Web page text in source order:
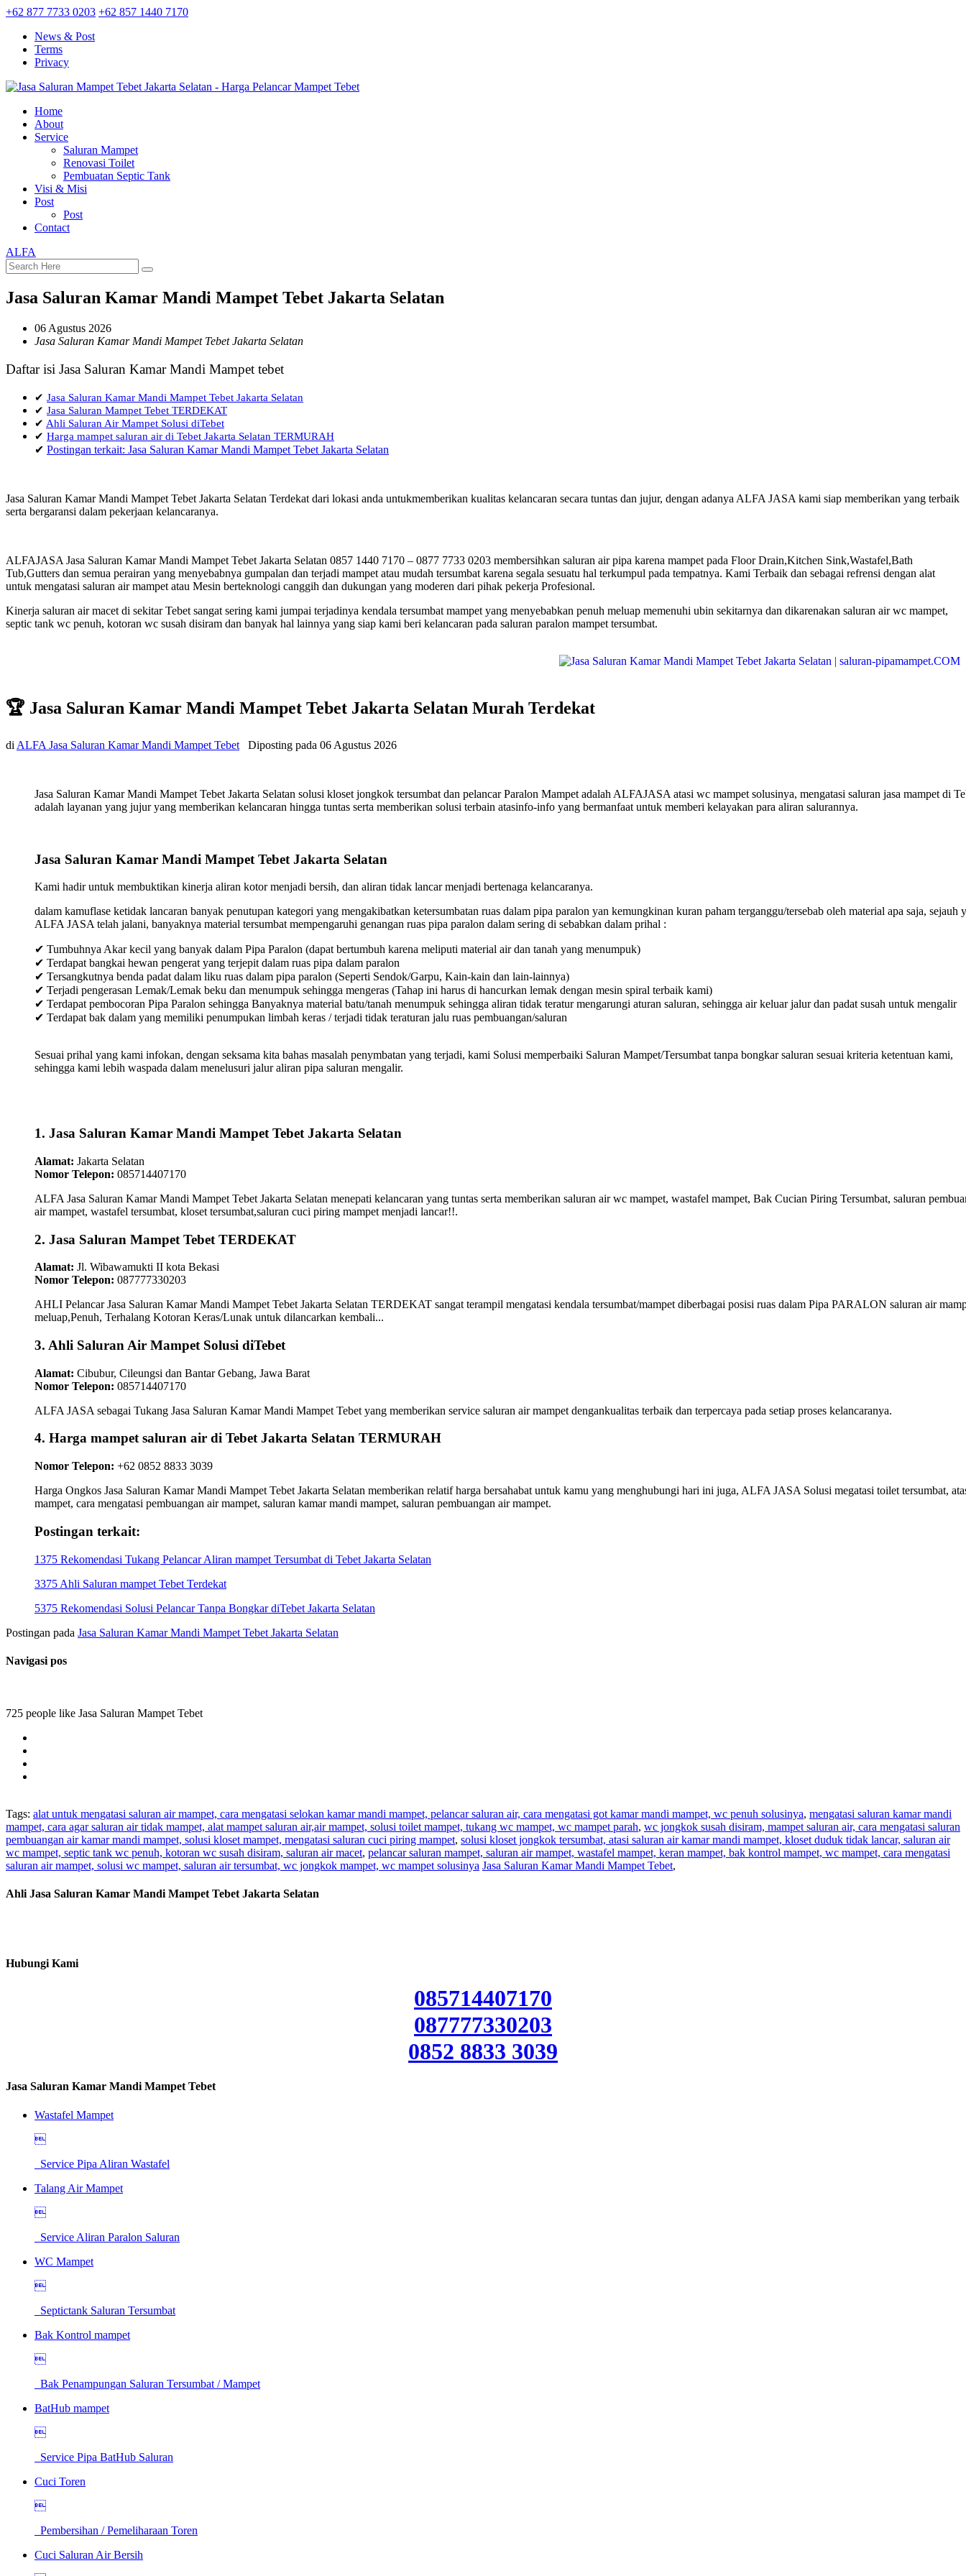
+62 877 7733 0203 +62 857 1440 7170
News & Post
Terms
Privacy
Home
About
Service
Saluran Mampet
Renovasi Toilet
Pembuatan Septic Tank
Visi & Misi
Post
Post
Contact
ALFA
Jasa Saluran Kamar Mandi Mampet Tebet Jakarta Selatan
06 Agustus 2026
Jasa Saluran Kamar Mandi Mampet Tebet Jakarta Selatan
Daftar isi Jasa Saluran Kamar Mandi Mampet tebet
✔ Jasa Saluran Kamar Mandi Mampet Tebet Jakarta Selatan
✔ Jasa Saluran Mampet Tebet TERDEKAT
✔ Ahli Saluran Air Mampet Solusi diTebet
✔ Harga mampet saluran air di Tebet Jakarta Selatan TERMURAH
✔ Postingan terkait: Jasa Saluran Kamar Mandi Mampet Tebet Jakarta Selatan
Jasa Saluran Kamar Mandi Mampet Tebet Jakarta Selatan Terdekat dari lokasi anda untukmemberikan kualitas kelancaran secara tuntas dan jujur, dengan adanya ALFA JASA kami siap memberikan yang terbaik
serta bergaransi dalam pekerjaan kelancaranya.
ALFAJASA Jasa Saluran Kamar Mandi Mampet Tebet Jakarta Selatan 0857 1440 7170 – 0877 7733 0203 membersihkan saluran air pipa karena mampet pada Floor Drain,Kitchen Sink,Wastafel,Bath
Tub,Gutters dan semua perairan yang menyebabnya gumpalan dan terjadi mampet atau mudah tersumbat karena segala sesuatu hal terkumpul pada tempatnya. Kami Terbaik dan sebagai refrensi dengan alat
untuk mengatasi saluran air mampet atau Mesin berteknologi canggih dan dukungan yang moderen dari pihak pekerja Profesional.
Kinerja saluran air macet di sekitar Tebet sangat sering kami jumpai terjadinya kendala tersumbat mampet yang menyebabkan penuh meluap memenuhi ubin sekitarnya dan dikarenakan saluran air wc mampet,
septic tank wc penuh, kotoran wc susah disiram dan banyak hal lainnya yang siap kami beri kelancaran pada saluran paralon mampet tersumbat.
🏆 Jasa Saluran Kamar Mandi Mampet Tebet Jakarta Selatan Murah Terdekat
di ALFA Jasa Saluran Kamar Mandi Mampet Tebet Diposting pada 06 Agustus 2026
Jasa Saluran Kamar Mandi Mampet Tebet Jakarta Selatan solusi kloset jongkok tersumbat dan pelancar Paralon Mampet adalah ALFAJASA atasi wc mampet solusinya, mengatasi saluran jasa mampet di
adalah layanan yang jujur yang memberikan kelancaran hingga tuntas serta memberikan solusi terbain atasinfo-info yang bermanfaat untuk memberi kelayakan para aliran salurannya.
Jasa Saluran Kamar Mandi Mampet Tebet Jakarta Selatan
Kami hadir untuk membuktikan kinerja aliran kotor menjadi bersih, dan aliran tidak lancar menjadi bertenaga kelancaranya.
dalam kamuflase ketidak lancaran banyak penutupan kategori yang mengakibatkan ketersumbatan ruas dalam pipa paralon yan kemungkinan kuran paham terganggu/tersebab oleh material apa saja, sejauh
ALFA JASA telah jalani, banyaknya material tersumbat mempengaruhi genangan ruas pipa paralon dalam sering di sebabkan dalam prihal :
✔ Tumbuhnya Akar kecil yang banyak dalam Pipa Paralon (dapat bertumbuh karena meliputi material air dan tanah yang menumpuk)
✔ Terdapat bangkai hewan pengerat yang terjepit dalam ruas pipa dalam paralon
✔ Tersangkutnya benda padat dalam liku ruas dalam pipa paralon (Seperti Sendok/Garpu, Kain-kain dan lain-lainnya)
✔ Terjadi pengerasan Lemak/Lemak beku dan menumpuk sehingga mengeras (Tahap ini harus di hancurkan lemak dengan mesin spiral terbaik kami)
✔ Terdapat pembocoran Pipa Paralon sehingga Banyaknya material batu/tanah menumpuk sehingga aliran tidak teratur mengarungi aturan saluran, sehingga air keluar jalur dan padat susah untuk mengalir
✔ Terdapat bak dalam yang memiliki penumpukan limbah keras / terjadi tidak teraturan jalu ruas pembuangan/saluran
Sesuai prihal yang kami infokan, dengan seksama kita bahas masalah penymbatan yang terjadi, kami Solusi memperbaiki Saluran Mampet/Tersumbat tanpa bongkar saluran sesuai kriteria ketentuan kami,
sehingga kami lebih waspada dalam menelusuri jalur aliran pipa saluran mengalir.
1. Jasa Saluran Kamar Mandi Mampet Tebet Jakarta Selatan
Alamat: Jakarta Selatan
Nomor Telepon: 085714407170
ALFA Jasa Saluran Kamar Mandi Mampet Tebet Jakarta Selatan menepati kelancaran yang tuntas serta memberikan saluran air wc mampet, wastafel mampet, Bak Cucian Piring Tersumbat, saluran
air mampet, wastafel tersumbat, kloset tersumbat,saluran cuci piring mampet menjadi lancar!!.
2. Jasa Saluran Mampet Tebet TERDEKAT
Alamat: Jl. Wibawamukti II kota Bekasi
Nomor Telepon: 087777330203
AHLI Pelancar Jasa Saluran Kamar Mandi Mampet Tebet Jakarta Selatan TERDEKAT sangat terampil mengatasi kendala tersumbat/mampet diberbagai posisi ruas dalam Pipa PARALON saluran air
meluap,Penuh, Terhalang Kotoran Keras/Lunak untuk dilancarkan kembali...
3. Ahli Saluran Air Mampet Solusi diTebet
Alamat: Cibubur, Cileungsi dan Bantar Gebang, Jawa Barat
Nomor Telepon: 085714407170
ALFA JASA sebagai Tukang Jasa Saluran Kamar Mandi Mampet Tebet yang memberikan service saluran air mampet dengankualitas terbaik dan terpercaya pada setiap proses kelancaranya.
4. Harga mampet saluran air di Tebet Jakarta Selatan TERMURAH
Nomor Telepon: +62 0852 8833 3039
Harga Ongkos Jasa Saluran Kamar Mandi Mampet Tebet Jakarta Selatan memberikan relatif harga bersahabat untuk kamu yang menghubungi hari ini juga, ALFA JASA Solusi megatasi toilet tersumbat,
mampet, cara mengatasi pembuangan air mampet, saluran kamar mandi mampet, saluran pembuangan air mampet.
Postingan terkait:
1375 Rekomendasi Tukang Pelancar Aliran mampet Tersumbat di Tebet Jakarta Selatan
3375 Ahli Saluran mampet Tebet Terdekat
5375 Rekomendasi Solusi Pelancar Tanpa Bongkar diTebet Jakarta Selatan
Postingan pada Jasa Saluran Kamar Mandi Mampet Tebet Jakarta Selatan
Navigasi pos
725 people like Jasa Saluran Mampet Tebet
Tags: alat untuk mengatasi saluran air mampet, cara mengatasi selokan kamar mandi mampet, pelancar saluran air, cara mengatasi got kamar mandi mampet, wc penuh solusinya, mengatasi saluran kamar mandi
mampet, cara agar saluran air tidak mampet, alat mampet saluran air,air mampet, solusi toilet mampet, tukang wc mampet, wc mampet parah, wc jongkok susah disiram, mampet saluran air, cara mengatasi saluran
pembuangan air kamar mandi mampet, solusi kloset mampet, mengatasi saluran cuci piring mampet, solusi kloset jongkok tersumbat, atasi saluran air kamar mandi mampet, kloset duduk tidak lancar, saluran air
wc mampet, septic tank wc penuh, kotoran wc susah disiram, saluran air macet, pelancar saluran mampet, saluran air mampet, wastafel mampet, keran mampet, bak kontrol mampet, wc mampet, cara mengatasi
saluran air mampet, solusi wc mampet, saluran air tersumbat, wc jongkok mampet, wc mampet solusinya Jasa Saluran Kamar Mandi Mampet Tebet,
Ahli Jasa Saluran Kamar Mandi Mampet Tebet Jakarta Selatan
Hubungi Kami
085714407170
087777330203
0852 8833 3039
Jasa Saluran Kamar Mandi Mampet Tebet
Wastafel Mampet

Service Pipa Aliran Wastafel
Talang Air Mampet

Service Aliran Paralon Saluran
WC Mampet

Septictank Saluran Tersumbat
Bak Kontrol mampet

Bak Penampungan Saluran Tersumbat / Mampet
BatHub mampet

Service Pipa BatHub Saluran
Cuci Toren

Pembersihan / Pemeliharaan Toren
Cuci Saluran Air Bersih